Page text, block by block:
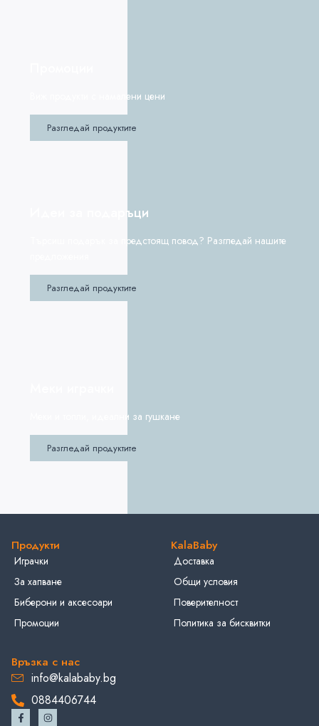
Виж продукти с намалени цени
Разгледай продуктите
Идеи за подаръци
Търсиш подарък за предстоящ повод? Разгледай нашите
Разгледай продуктите
Меки и топли, идеални за гушкане
Разгледай продуктите
Продукти
Играчки
За хапване
Биберони и аксесоари
Промоции
KalaBaby
Доставка
Общи условия
Поверителност
Политика за бисквитки
Връзка с нас
info@kalababy.bg
0884406744